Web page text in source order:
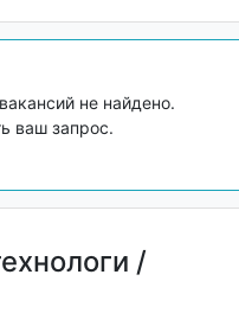
не найдено.
ваш запрос.
/